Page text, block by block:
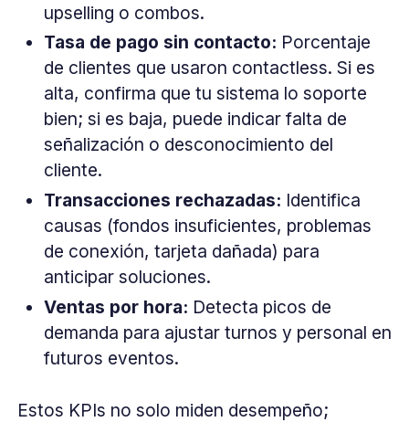
upselling o combos.
Tasa de pago sin contacto: Porcentaje
de clientes que usaron contactless. Si es
alta, confirma que tu sistema lo soporte
bien; si es baja, puede indicar falta de
señalización o desconocimiento del
cliente.
Transacciones rechazadas: Identifica
causas (fondos insuficientes, problemas
de conexión, tarjeta dañada) para
anticipar soluciones.
Ventas por hora: Detecta picos de
demanda para ajustar turnos y personal en
futuros eventos.
Estos KPIs no solo miden desempeño;